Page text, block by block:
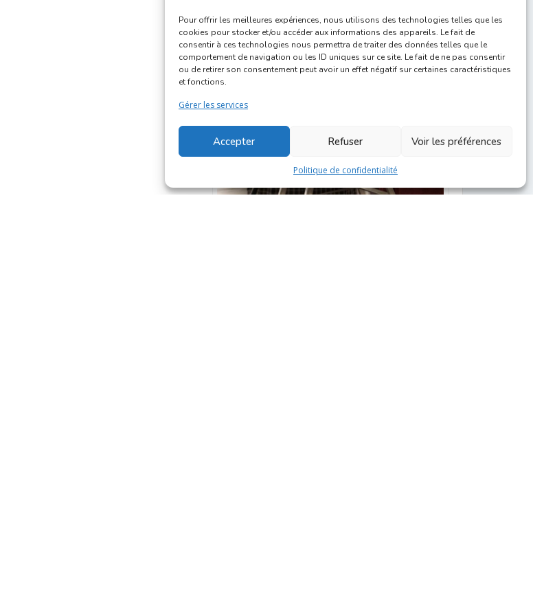
Pour offrir les meilleures expériences, nous utilisons des technologies telles que les
cookies pour stocker et/ou accéder aux informations des appareils. Le fait de
consentir à ces technologies nous permettra de traiter des données telles que le
comportement de navigation ou les ID uniques sur ce site. Le fait de ne pas consentir
ou de retirer son consentement peut avoir un effet négatif sur certaines caractéristiques
et fonctions.
Gérer les services
Accepter Refuser Voir les préférences
Politique de confidentialité